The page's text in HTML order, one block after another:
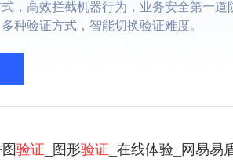
，高效拦截机器行为，业务安全第一道
种验证方式，智能切换验证难度。
验证 _图形验证 _在线体验_网易易